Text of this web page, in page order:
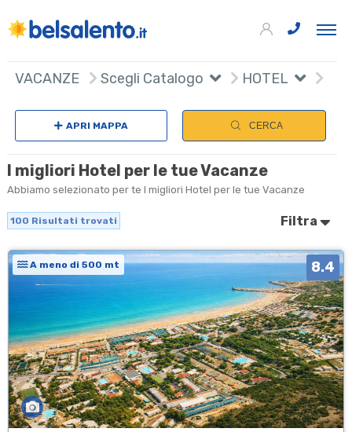
VACANZE Scegli Catalogo HOTEL
APRI MAPPA CERCA
I migliori Hotel per le tue Vacanze
Abbiamo selezionato per te I migliori Hotel per le tue Vacanze
100 Risultati trovati Filtra
A meno di 500 mt 8.4
+